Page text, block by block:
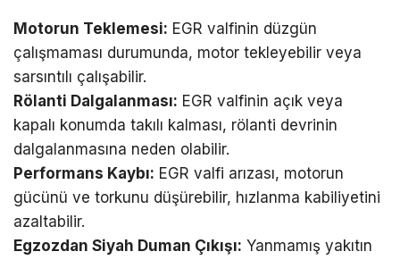
Motorun Teklemesi: EGR valfinin düzgün
çalışmaması durumunda, motor tekleyebilir veya
sarsıntılı çalışabilir.
Rölanti Dalgalanması: EGR valfinin açık veya
kapalı konumda takılı kalması, rölanti devrinin
dalgalanmasına neden olabilir.
Performans Kaybı: EGR valfi arızası, motorun
gücünü ve torkunu düşürebilir, hızlanma kabiliyetini
azaltabilir.
Egzozdan Siyah Duman Çıkışı: Yanmamış yakıtın